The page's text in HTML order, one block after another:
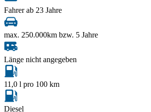
Fahrer ab 23 Jahre
max. 250.000km bzw. 5 Jahre
Länge nicht angegeben
11,0 l pro 100 km
Diesel